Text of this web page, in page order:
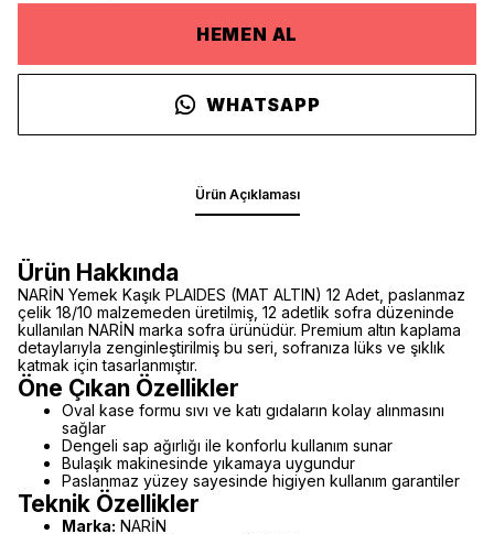
HEMEN AL
WHATSAPP
Ürün Açıklaması
Ürün Hakkında
NARİN Yemek Kaşık PLAIDES (MAT ALTIN) 12 Adet, paslanmaz
çelik 18/10 malzemeden üretilmiş, 12 adetlik sofra düzeninde
kullanılan NARİN marka sofra ürünüdür. Premium altın kaplama
detaylarıyla zenginleştirilmiş bu seri, sofranıza lüks ve şıklık
katmak için tasarlanmıştır.
Öne Çıkan Özellikler
Oval kase formu sıvı ve katı gıdaların kolay alınmasını
sağlar
Dengeli sap ağırlığı ile konforlu kullanım sunar
Bulaşık makinesinde yıkamaya uygundur
Paslanmaz yüzey sayesinde higiyen kullanım garantiler
Teknik Özellikler
Marka: NARİN